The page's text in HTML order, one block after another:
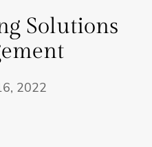
Solutions
2022